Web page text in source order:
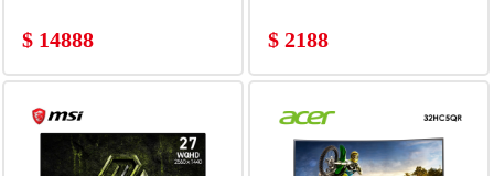
$ 14888 $ 2188